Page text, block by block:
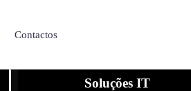
Contactos
Soluções IT